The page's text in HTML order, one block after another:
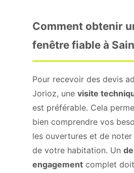
Comment obtenir
fenêtre fiable à
Pour recevoir des devis
Jorioz, une visite
est préférable. Cela
bien comprendre vos
les ouvertures et de
de votre habitation. Un
engagement complet